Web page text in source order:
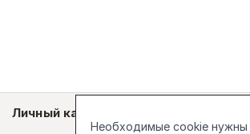
Личный кабинет
Необходимые cookie нужны